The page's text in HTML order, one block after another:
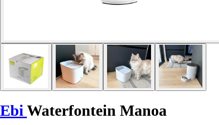
Ebi Waterfontein Manoa